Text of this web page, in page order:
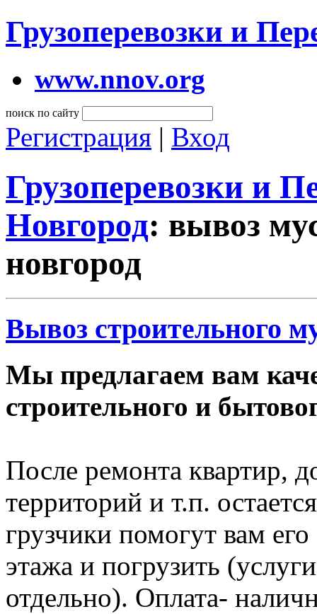
Грузоперевозки и
www.nnov.org
поиск по сайту
Регистрация | Вход
Грузоперевозки и
Новгород: вывоз
новгород
Вывоз строительного
Мы предлагаем вам
строительного и
После ремонта квартир,
территорий и т.п.
грузчики помогут вам его
этажа и погрузить
отдельно). Оплата-